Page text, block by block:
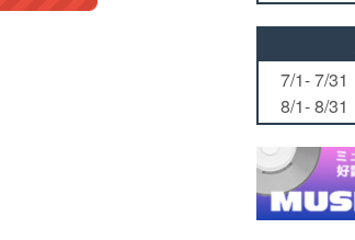
7/1- 7/31
8/1- 8/31